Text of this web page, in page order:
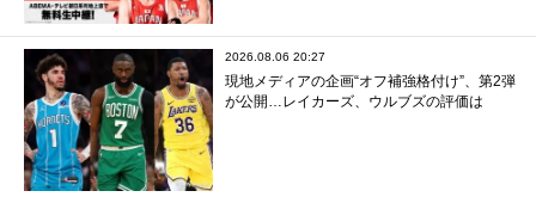
2026.08.06 20:27
現地メディアの企画“オフ補強格付け”、第2弾
が公開…レイカーズ、ウルブズの評価は